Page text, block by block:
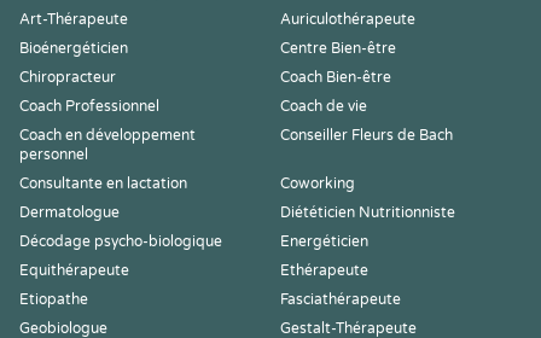
Art-Thérapeute
Auriculothérapeute
Bioénergéticien
Centre Bien-être
Chiropracteur
Coach Bien-être
Coach Professionnel
Coach de vie
Coach en développement
personnel
Conseiller Fleurs de Bach
Consultante en lactation
Coworking
Dermatologue
Diététicien Nutritionniste
Décodage psycho-biologique
Energéticien
Equithérapeute
Ethérapeute
Etiopathe
Fasciathérapeute
Geobiologue
Gestalt-Thérapeute